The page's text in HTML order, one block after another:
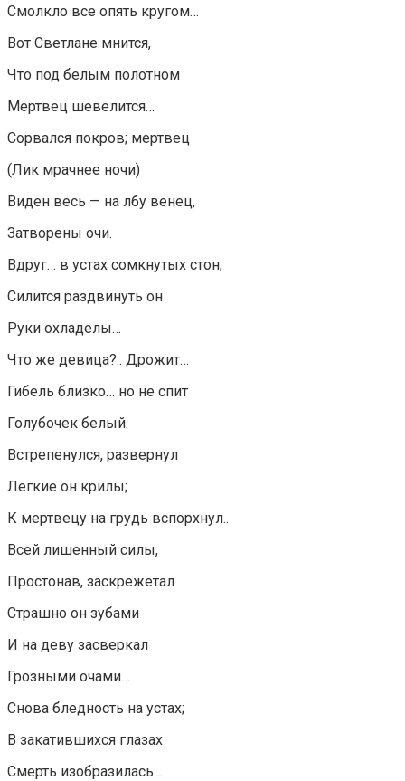
Смолкло все опять кругом…
Вот Светлане мнится,
Что под белым полотном
Мертвец шевелится…
Сорвался покров; мертвец
(Лик мрачнее ночи)
Виден весь — на лбу венец,
Затворены очи.
Вдруг… в устах сомкнутых стон;
Силится раздвинуть он
Руки охладелы…
Что же девица?.. Дрожит…
Гибель близко… но не спит
Голубочек белый.
Встрепенулся, развернул
Легкие он крилы;
К мертвецу на грудь вспорхнул..
Всей лишенный силы,
Простонав, заскрежетал
Страшно он зубами
И на деву засверкал
Грозными очами…
Снова бледность на устах;
В закатившихся глазах
Смерть изобразилась…